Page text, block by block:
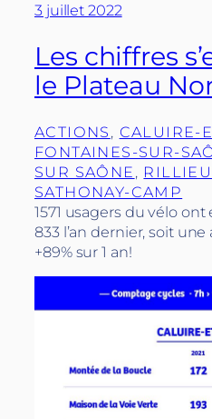
3 juillet 2022
Les chiffres
le Plateau
ACTIONS , CALUIRE-
FONTAINES-SUR-
SUR SAÔNE ,
SATHONAY-CAMP
1571 usagers du vélo
833 l’an dernier, soit
+89% sur 1 an!